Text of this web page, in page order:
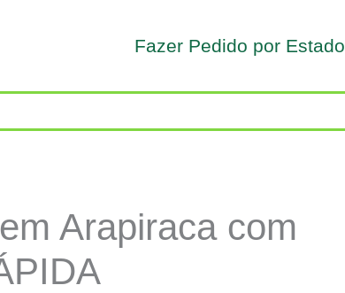
Fazer Pedido por Estado
Arapiraca com